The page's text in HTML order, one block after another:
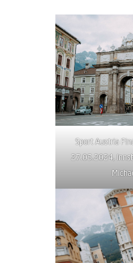
Sport Austria
27.05.2024,